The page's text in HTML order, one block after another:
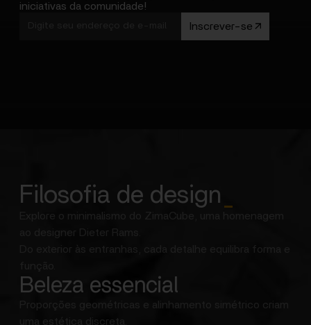
iniciativas da comunidade!
Inscrever-se
Filosofia de design
Explore o minimalismo do ZimaCube, uma homenagem
ao designer Dieter Rams.
Do exterior às entranhas, cada detalhe equilibra forma e
Beleza essencial
Proporções geométricas e alinhamento simétrico criam
uma estética discreta.